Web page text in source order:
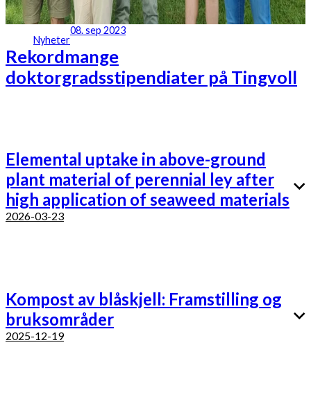
Nyheter
08. sep 2023
Rekordmange
doktorgradsstipendiater på Tingvoll
Elemental uptake in above-ground
plant material of perennial ley after
high application of seaweed materials
2026-03-23
Kompost av blåskjell: Framstilling og
bruksområder
2025-12-19